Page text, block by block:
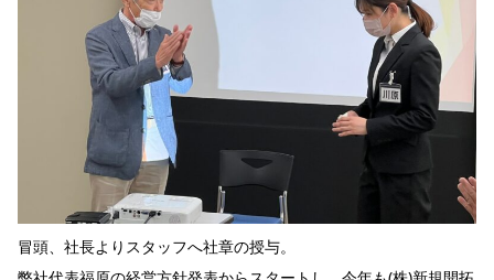
冒頭、社長よりスタッフへ社章の授与。